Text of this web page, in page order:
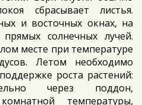
сбрасывает листья.
и восточных окнах, на
солнечных лучей.
месте при температуре
Летом необходимо
роста растений:
через поддон,
температуры,